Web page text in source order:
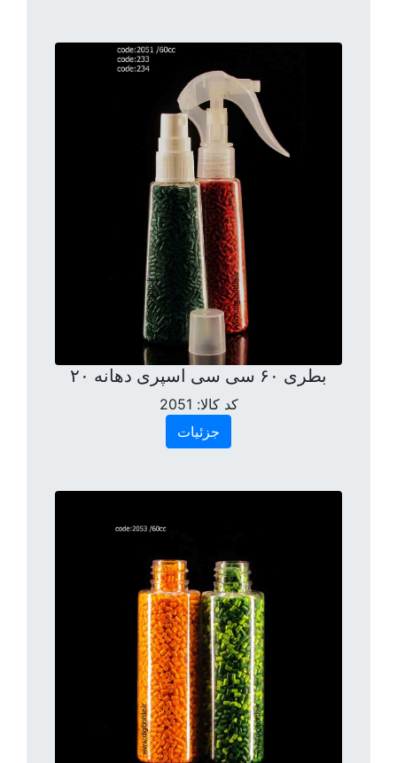
بطری ۶۰ سی سی اسپری دهانه ۲۰
کد کالا: 2051
جزئیات